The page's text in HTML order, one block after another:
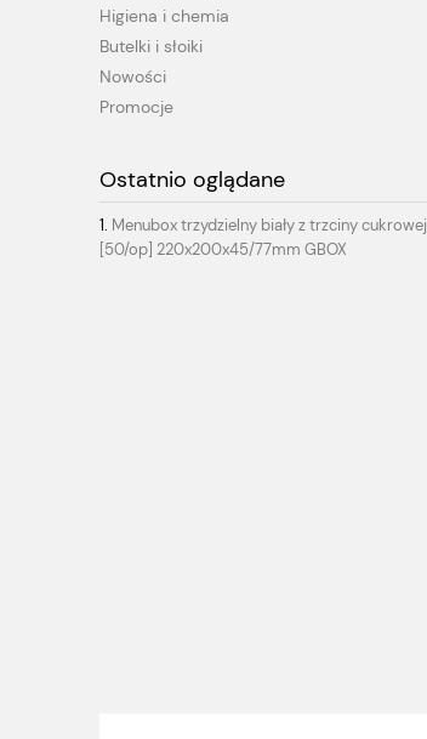
Higiena i chemia
Butelki i słoiki
Nowości
Promocje
Ostatnio oglądane
Menubox trzydzielny biały z trzciny cukrowej
[50/op] 220x200x45/77mm GBOX